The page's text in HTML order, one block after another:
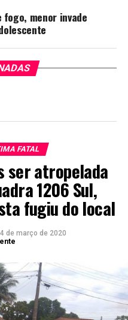
fogo, menor invade
FATAL
ser atropelada
1206 Sul,
fugiu do local
de março de 2020